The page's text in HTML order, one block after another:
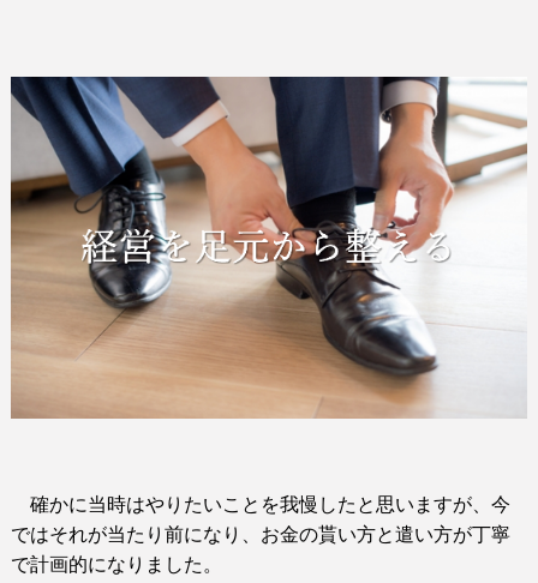
確かに当時はやりたいことを我慢したと思いますが、今
ではそれが当たり前になり、お金の貰い方と遣い方が丁寧
で計画的になりました。